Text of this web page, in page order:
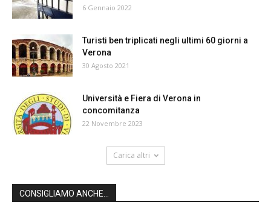
6 Gennaio 2022
Turisti ben triplicati negli ultimi 60 giorni a
Verona
30 Agosto 2021
Università e Fiera di Verona in
concomitanza
22 Novembre 2023
Carica altri
CONSIGLIAMO ANCHE...